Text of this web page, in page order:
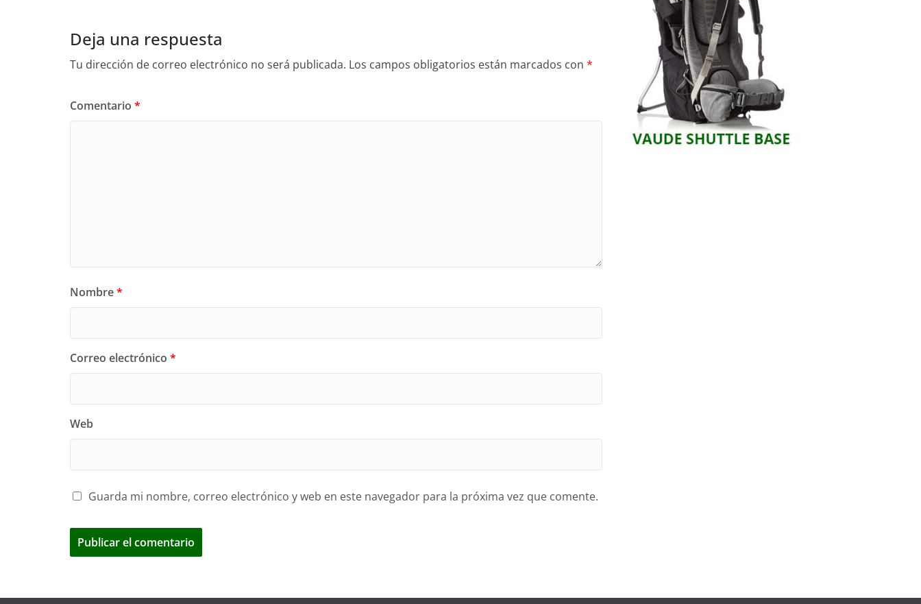
Deja una respuesta
Tu dirección de correo electrónico no será publicada. Los campos obligatorios están marcados con *
Comentario *
Nombre*
Correo electrónico *
Web
Guarda mi nombre, correo electrónico y web en este navegador para la próxima vez que comente.